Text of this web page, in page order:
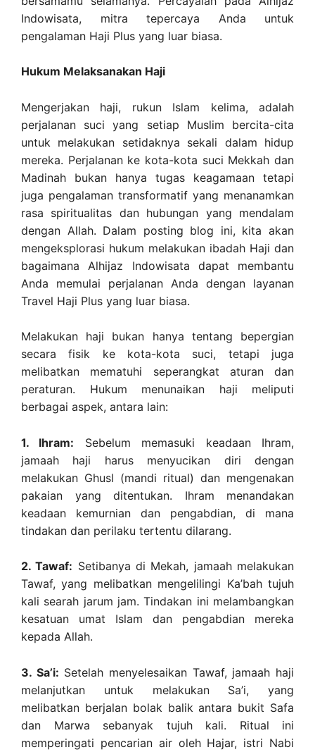
Indowisata, mitra tepercaya Anda untuk
pengalaman Haji Plus yang luar biasa.
Hukum Melaksanakan Haji
Mengerjakan haji, rukun Islam kelima, adalah
perjalanan suci yang setiap Muslim bercita-cita
untuk melakukan setidaknya sekali dalam hidup
mereka. Perjalanan ke kota-kota suci Mekkah dan
Madinah bukan hanya tugas keagamaan tetapi
juga pengalaman transformatif yang menanamkan
rasa spiritualitas dan hubungan yang mendalam
dengan Allah. Dalam posting blog ini, kita akan
mengeksplorasi hukum melakukan ibadah Haji dan
bagaimana Alhijaz Indowisata dapat membantu
Anda memulai perjalanan Anda dengan layanan
Travel Haji Plus yang luar biasa.
Melakukan haji bukan hanya tentang bepergian
secara fisik ke kota-kota suci, tetapi juga
melibatkan mematuhi seperangkat aturan dan
peraturan. Hukum menunaikan haji meliputi
berbagai aspek, antara lain:
1. Ihram: Sebelum memasuki keadaan Ihram,
jamaah haji harus menyucikan diri dengan
melakukan Ghusl (mandi ritual) dan mengenakan
pakaian yang ditentukan. Ihram menandakan
keadaan kemurnian dan pengabdian, di mana
tindakan dan perilaku tertentu dilarang.
2. Tawaf: Setibanya di Mekah, jamaah melakukan
Tawaf, yang melibatkan mengelilingi Ka’bah tujuh
kali searah jarum jam. Tindakan ini melambangkan
kesatuan umat Islam dan pengabdian mereka
kepada Allah.
3. Sa’i: Setelah menyelesaikan Tawaf, jamaah haji
melanjutkan untuk melakukan Sa’i, yang
melibatkan berjalan bolak balik antara bukit Safa
dan Marwa sebanyak tujuh kali. Ritual ini
memperingati pencarian air oleh Hajar, istri Nabi